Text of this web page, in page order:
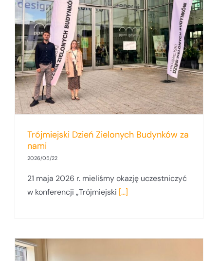
Trójmiejski Dzień Zielonych Budynków za
nami
2026/05/22
21 maja 2026 r. mieliśmy okazję uczestniczyć
w konferencji „Trójmiejski [...]